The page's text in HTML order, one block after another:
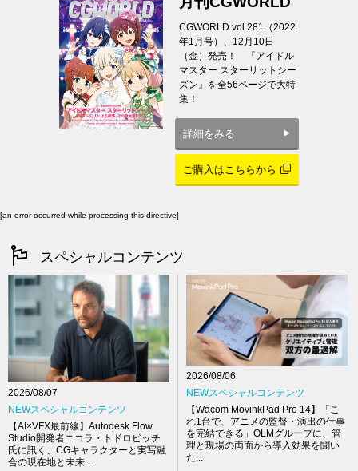
CGWORLD vol.281（2022
年1月号）、12月10日
（金）発売！ 『アイドル
マスター スターリットシー
ズン』を全56ページで大特
集！
詳細をみる
ご購入はこちらから
[an error occurred while processing this directive]
スペシャルコンテンツ
2026/08/07
NEWスペシャルコンテンツ
【AI×VFX最前線】Autodesk Flow
Studio開発者ニコラ・トドロビッチ
氏に訊く、CGキャラクターと実写融
合の現在地と未来...
2026/08/06
NEWスペシャルコンテンツ
【Wacom MovinkPad Pro 14】「こ
れ1台で、アニメの監督・演出の仕事
を完結できる」OLMグループに、管
理と現場の両面から導入効果を聞い
た...